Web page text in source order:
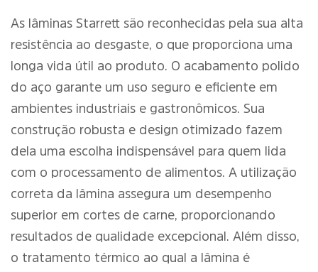
As lâminas Starrett são reconhecidas pela sua alta
resistência ao desgaste, o que proporciona uma
longa vida útil ao produto. O acabamento polido
do aço garante um uso seguro e eficiente em
ambientes industriais e gastronômicos. Sua
construção robusta e design otimizado fazem
dela uma escolha indispensável para quem lida
com o processamento de alimentos. A utilização
correta da lâmina assegura um desempenho
superior em cortes de carne, proporcionando
resultados de qualidade excepcional. Além disso,
o tratamento térmico ao qual a lâmina é